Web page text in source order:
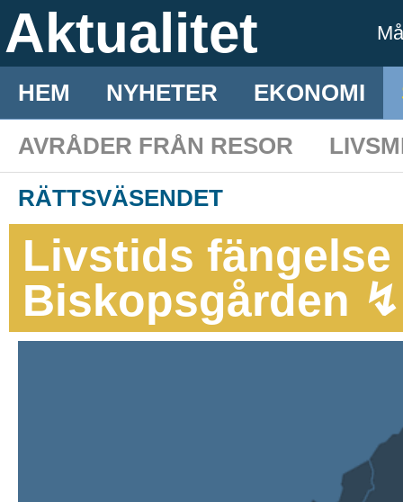
Aktualitet
HEM NYHETER EKONOMI
AVRÅDER FRÅN RESOR
RÄTTSVÄSENDET
Livstids
Biskopsgården ↯